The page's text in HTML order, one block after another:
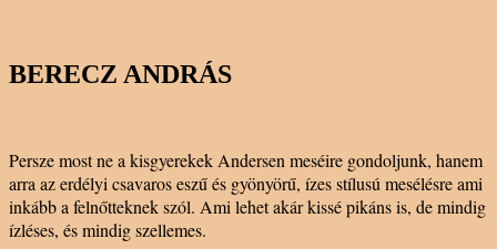
BERECZ ANDRÁS
Persze most ne a kisgyerekek Andersen meséire gondoljunk, hanem
arra az erdélyi csavaros eszű és gyönyörű, ízes stílusú mesélésre ami
inkább a felnőtteknek szól. Ami lehet akár kissé pikáns is, de mindig
ízléses, és mindig szellemes.